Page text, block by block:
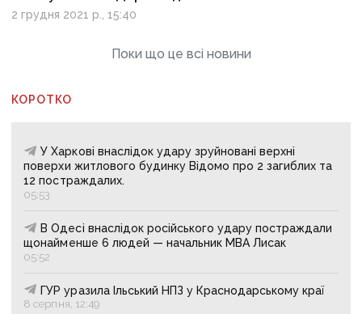
2 грудня 2021 р., 15:40
Поки що це всі новини
КОРОТКО
У Харкові внаслідок удару зруйновані верхні
поверхи житлового будинку Відомо про 2 загиблих та
12 постраждалих.
05:53
В Одесі внаслідок російського удару постраждали
щонайменше 6 людей — начальник МВА Лисак
05:52
ГУР уразила Ільський НПЗ у Краснодарському краї
8 серпня, 12:49